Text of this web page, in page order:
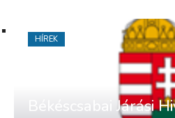
Békéscsabai Járási
HÍREK